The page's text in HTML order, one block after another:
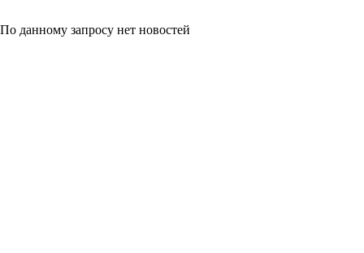
По данному запросу нет новостей